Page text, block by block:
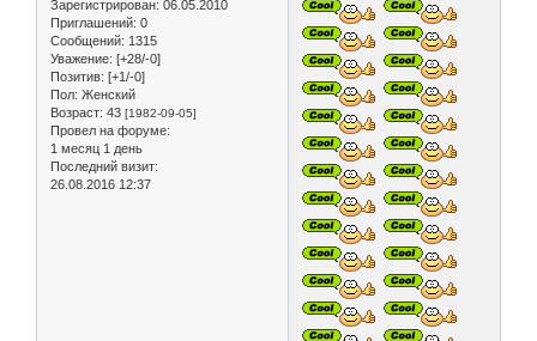
Зарегистрирован: 06.05.2010
Приглашений: 0
Сообщений: 1315
Уважение: [+28/-0]
Позитив: [+1/-0]
Пол: Женский
Возраст: 43 [1982-09-05]
Провел на форуме:
1 месяц 1 день
Последний визит:
26.08.2016 12:37